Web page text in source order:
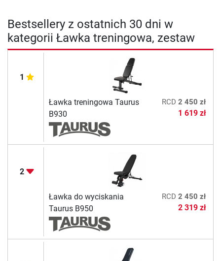
Bestsellery z ostatnich 30 dni w
kategorii Ławka treningowa, zestaw
1
Ławka treningowa Taurus
B930
RCD 2 450 zł
1 619 zł
2
Ławka do wyciskania
Taurus B950
RCD 2 450 zł
2 319 zł